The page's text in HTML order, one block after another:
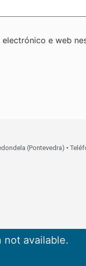
e web
(Pontevedra) •
not available.